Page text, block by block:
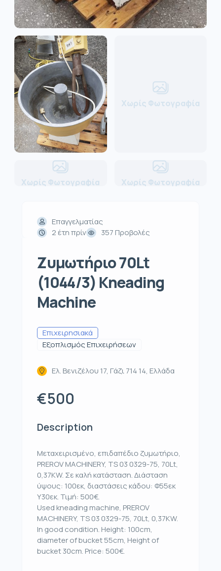
Χωρίς Φωτογραφία
Χωρίς Φωτογραφία Χωρίς Φωτογραφία
Επαγγελματίας
2 έτη πρίν
357 Προβολές
Ζυμωτήριο 70Lt
(1044/3) Kneading
Machine
Επιχειρησιακά
Εξοπλισμός Επιχειρήσεων
Ελ. Βενιζέλου 17, Γάζι 714 14, Ελλάδα
€500
Description
Μεταχειρισμένο, επιδαπέδιο ζυμωτήριο,
PREROV MACHINERY, TS 03 0329-75, 70Lt,
0,37KW. Σε καλή κατάσταση. Διάσταση
ύψους: 100εκ, διαστάσεις κάδου: Φ55εκ
Υ30εκ. Τιμή: 500€.
Used kneading machine, PREROV
MACHINERY, TS 03 0329-75, 70Lt, 0,37KW.
In good condition. Height: 100cm,
diameter of bucket 55cm, Height of
bucket 30cm. Price: 500€.